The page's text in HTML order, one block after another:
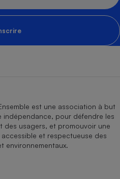
est une association à but
pour défendre les
des usagers, et promouvoir une
et respectueuse des
environnementaux.